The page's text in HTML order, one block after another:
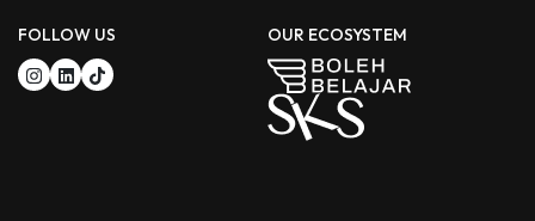
FOLLOW US OUR ECOSYSTEM